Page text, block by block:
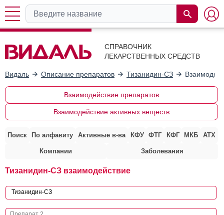
СПРАВОЧНИК
ЛЕКАРСТВЕННЫХ СРЕДСТВ
Видаль Описание препаратов Тизанидин-СЗ
Взаимодействие препаратов
Взаимодействие активных веществ
Поиск По алфавиту Активные в-ва КФУ ФТГ КФГ МКБ АТХ
Компании Заболевания
Тизанидин-СЗ взаимодействие